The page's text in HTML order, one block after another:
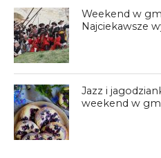
Weekend w
Najciekawsze
Jazz i
weekend w